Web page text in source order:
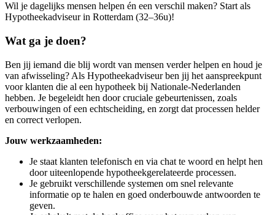
Wil je dagelijks mensen helpen én een verschil maken? Start als
Hypotheekadviseur in Rotterdam (32–36u)!
Wat ga je doen?
Ben jij iemand die blij wordt van mensen verder helpen en houd je
van afwisseling? Als Hypotheekadviseur ben jij het aanspreekpunt
voor klanten die al een hypotheek bij Nationale-Nederlanden
hebben. Je begeleidt hen door cruciale gebeurtenissen, zoals
verbouwingen of een echtscheiding, en zorgt dat processen helder
en correct verlopen.
Jouw werkzaamheden:
Je staat klanten telefonisch en via chat te woord en helpt hen
door uiteenlopende hypotheekgerelateerde processen.
Je gebruikt verschillende systemen om snel relevante
informatie op te halen en goed onderbouwde antwoorden te
geven.